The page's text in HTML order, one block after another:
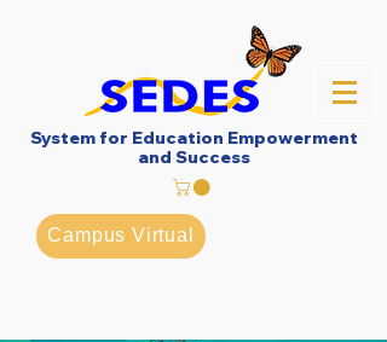
System for Education Empowerment
and Success
Campus Virtual